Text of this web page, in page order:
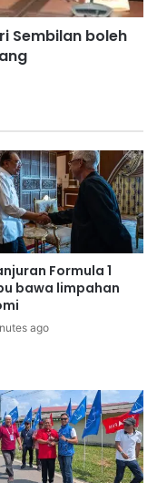
dimuktamadkan
Hidup Negara
Sembilan boleh
Formula 1
bawa limpahan
ago